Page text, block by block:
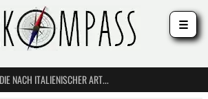
KOMÖDIE NACH ITALIENISCHER ART -- Ludwigsburger Schlosstheater: "Lo Speziale" von Joseph Haydn im Schlosstheater/LUDWIGSBURG
☰